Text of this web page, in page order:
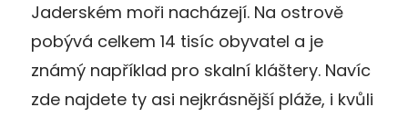
Jaderském moři nacházejí. Na ostrově
pobývá celkem 14 tisíc obyvatel a je
známý například pro skalní kláštery. Navíc
zde najdete ty asi nejkrásnější pláže, i kvůli